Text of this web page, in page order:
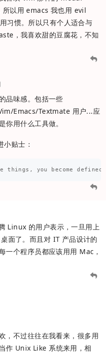
以用 emacs 我也用 evil
习惯。所以只有个人适合与
，我喜欢甜的豆腐花，不知
品味感。包括一些
Emacs/Textmate 用户...应
你用什么工具做。
贴士：
Linux 的用户表示，一旦用上
面了。而且对 IT 产品设计的
一个程序员都应该用用 Mac，
，不过往往在我看来，很多用
作 Unix Like 系统来用，相